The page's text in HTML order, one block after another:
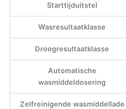
Starttijduitstel
Wasresultaatklasse
Droogresultaatklasse
Automatische
wasmiddeldosering
Zelfreinigende wasmiddellade